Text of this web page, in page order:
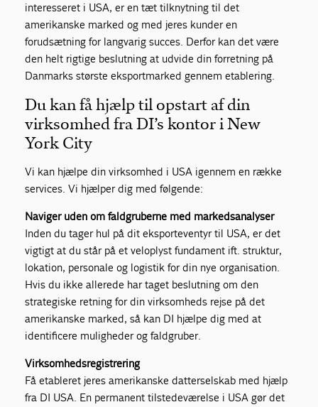
interesseret i USA, er en tæt tilknytning til det
amerikanske marked og med jeres kunder en
forudsætning for langvarig succes. Derfor kan det være
den helt rigtige beslutning at udvide din forretning på
Danmarks største eksportmarked gennem etablering.
Du kan få hjælp til opstart af din
virksomhed fra DI’s kontor i New
York City
Vi kan hjælpe din virksomhed i USA igennem en række
services. Vi hjælper dig med følgende:
Naviger uden om faldgruberne med markedsanalyser
Inden du tager hul på dit eksporteventyr til USA, er det
vigtigt at du står på et veloplyst fundament ift. struktur,
lokation, personale og logistik for din nye organisation.
Hvis du ikke allerede har taget beslutning om den
strategiske retning for din virksomheds rejse på det
amerikanske marked, så kan DI hjælpe dig med at
identificere muligheder og faldgruber.
Virksomhedsregistrering
Få etableret jeres amerikanske datterselskab med hjælp
fra DI USA. En permanent tilstedeværelse i USA gør det